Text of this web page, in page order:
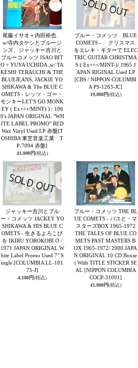
尾藤イサオ＋内田裕也
w/寺内タケシとブルージ
ンズ、ジャッキー吉川と
ブルーコメッツ ISAO BIT
O + YUYA UCHIDA ,w/ TA
KESHI TERAUCHI & THE
BLUEJEANS, JACKIE YO
SHIKAWA & The BLUE C
OMETS - レッツ・ゴー・
モンキーLET'S GO MONK
EY ( Ex+++/MINT) ) / 196
0's JAPAN ORIGINAL "WH
ITE LABEL PROMO" RED
Wax Vinyl Used LP 赤盤[T
OSHIBA 東芝音楽工業 T
P-7094 赤盤]
41,800円(税込)
ブルー・コメッツ BLUE
COMETS - クリスマス
をエレキ・ギターで ELEC
TRIC GUITAR CHRISTMA
S ( Ex+++/MINT-)/ 1965 J
APAN RIGINAL Used LP
[CBS / NIPPON COLUMBI
A PS-1263-JC]
19,800円(税込)
ジャッキー吉川とブル
ー・コメッツ JACKEY YO
SHIKAWA & HIS BLUE C
OMETS - 生きるよろこび
を IKIRU YOROKOBI O /
1971 JAPAN ORIGINAL W
hite Label Promo Used 7" S
ingle [COLUMBIA LL-101
75-J]
4,180円(税込)
ブルー・コメッツ THE BL
UE COMETS - パスと・マ
スターズBOX 1965-1972
THE TALES OF BLUE CO
METS PAST MASTERS B
OX 1965-1972/ 2000 JAPA
N ORIGINAL 10 CD Boxse
t With TITLE STICKER SE
AL [NIPPON COLUMBIA
COCP-31091]
41,800円(税込)